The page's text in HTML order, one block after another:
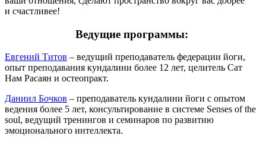
и счастливее!
Ведущие программы:
Евгений Титов – ведущий преподаватель федерации йоги,
опыт преподавания кундалини более 12 лет, целитель Сат
Нам Расаян и остеопракт.
Даниил Бочков – преподаватель кундалини йоги с опытом
ведения более 5 лет, консультирование в системе Senses of the
soul, ведущий тренингов и семинаров по развитию
эмоционального интеллекта.